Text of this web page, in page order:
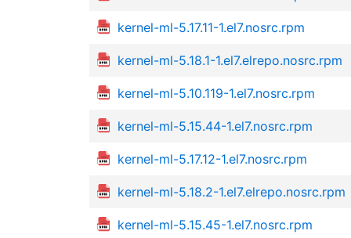
kernel-ml-5.17.11-1.el7.nosrc.rpm
kernel-ml-5.18.1-1.el7.elrepo.nosrc.rpm
kernel-ml-5.10.119-1.el7.nosrc.rpm
kernel-ml-5.15.44-1.el7.nosrc.rpm
kernel-ml-5.17.12-1.el7.nosrc.rpm
kernel-ml-5.18.2-1.el7.elrepo.nosrc.rpm
kernel-ml-5.15.45-1.el7.nosrc.rpm